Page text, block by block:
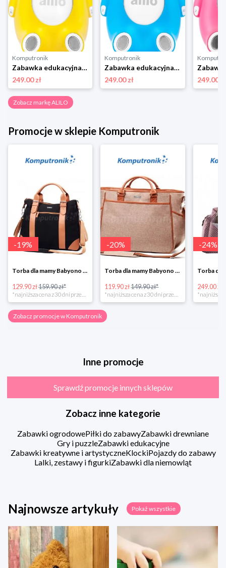
Komputronik
Zabawka edukacyjna,zabawka interaktywna Alilo Happy Bunny P1 żółty - polska wersja językowa
249.00 zł
Komputronik
Zabawka edukacyjna,zabawka interaktywna Alilo Happy Bunny P1 niebieski - polska wersja językowa
249.00 zł
249.00 zł
Zobacz markę ALILO
Promocje w sklepie Komputronik
-19%
Torba dla mamy Babyono 1505/01 Comfort Icoinic 5/5
129.90 zł159.90 zł*
-20%
Torba dla mamy Babyono 1507/01 Comfort Chic w super cenie
119.90 zł149.90 zł*
-24%
249.00 zł
Zobacz promocje w Komputronik
Inne promocje
Sprawdź promocje innych sklepów
Zobacz inne kategorie
Zabawki ogrodowePiłki do zabawyZabawki drewniane
Gry i puzzleZabawki edukacyjne
Zabawki kreatywne i artystyczneKlockiPojazdy do zabawy
Lalki, zestawy i figurkiZabawki dla niemowląt
Najnowsze artykuły Pokaż wszystkie